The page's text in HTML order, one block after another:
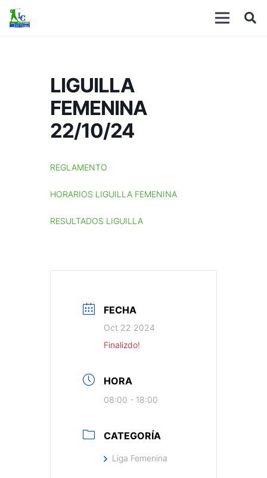
LIGUILLA
FEMENINA
22/10/24
REGLAMENTO
HORARIOS LIGUILLA FEMENINA
RESULTADOS LIGUILLA
FECHA
Oct 22 2024
Finalizdo!
HORA
08:00 - 18:00
CATEGORÍA
Liga Femenina